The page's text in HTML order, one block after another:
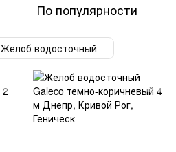
По популярности
Желоб водосточный